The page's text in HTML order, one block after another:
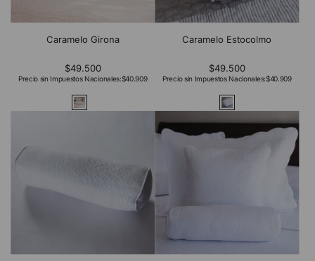
Caramelo Girona
$49.500
Precio sin Impuestos Nacionales:$40.909
Caramelo Estocolmo
$49.500
Precio sin Impuestos Nacionales:$40.909